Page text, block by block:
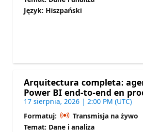
Język: Hiszpański
Arquitectura completa:
Power BI end-to-end en
17 sierpnia, 2026 | 2:00 PM (UTC)
Formatuj:
Transmisja na żywo
Temat: Dane i analiza